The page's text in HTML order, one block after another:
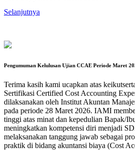
Selanjutnya
Pengumuman Kelulusan Ujian CCAE Periode Maret
Terima kasih kami ucapkan atas
Sertifikasi Certified Cost Accounting
dilaksanakan oleh Institut Akuntan
pada periode 28 Maret 2026. IAMI
tinggi atas minat dan kepedulian Bapak/
meningkatkan kompetensi diri menjadi
melaksanakan tanggung jawab sebagai
praktik di bidang akuntansi biaya (Cost